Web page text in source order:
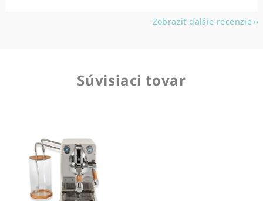
Zobraziť ďalšie recenzie
Súvisiaci tovar